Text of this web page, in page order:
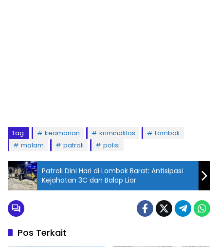
Tag: keamanan kriminalitas
Lombok
malam
patroli polisi
Patroli Dini Hari di Lombok Barat: Antisipasi
Kejahatan 3C dan Balap Liar
Pos Terkait